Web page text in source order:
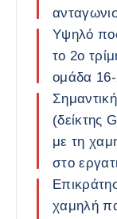
Υψηλό
το 2ο
ομάδα
(δείκτης
με τη
στο
χαμηλή